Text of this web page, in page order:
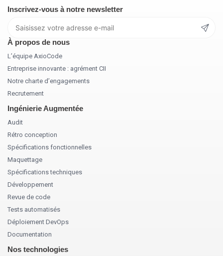
Inscrivez-vous à notre newsletter
À propos de nous
L’équipe AxioCode
Entreprise innovante : agrément CII
Notre charte d’engagements
Recrutement
Ingénierie Augmentée
Audit
Rétro conception
Spécifications fonctionnelles
Maquettage
Spécifications techniques
Développement
Revue de code
Tests automatisés
Déploiement DevOps
Documentation
Nos technologies